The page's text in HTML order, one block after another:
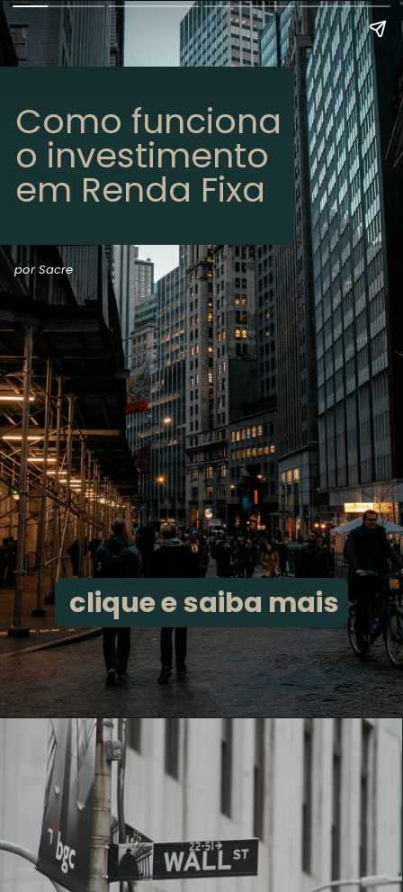
por Sacre
Como funciona
o investimento
em Renda Fixa
clique e saiba mais